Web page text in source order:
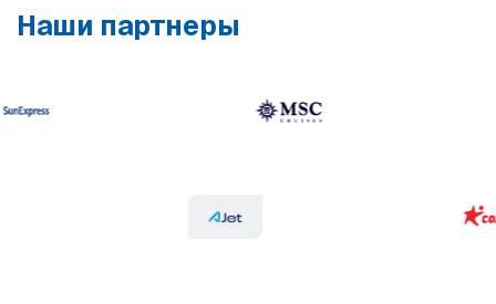
Наши партнеры